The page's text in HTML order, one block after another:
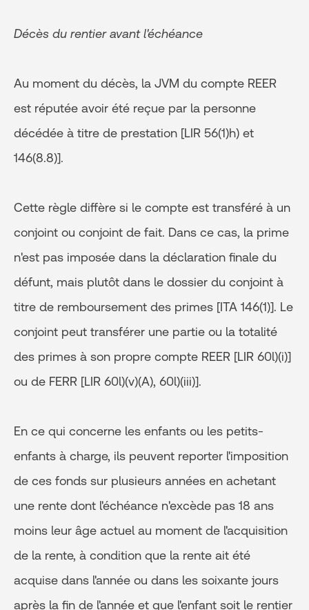
Décès du rentier avant l'échéance
Au moment du décès, la JVM du compte REER
est réputée avoir été reçue par la personne
décédée à titre de prestation [LIR 56(1)h) et
146(8.8)].
Cette règle diffère si le compte est transféré à un
conjoint ou conjoint de fait. Dans ce cas, la prime
n'est pas imposée dans la déclaration finale du
défunt, mais plutôt dans le dossier du conjoint à
titre de remboursement des primes [ITA 146(1)]. Le
conjoint peut transférer une partie ou la totalité
des primes à son propre compte REER [LIR 60l)(i)]
ou de FERR [LIR 60l)(v)(A), 60l)(iii)].
En ce qui concerne les enfants ou les petits-
enfants à charge, ils peuvent reporter l'imposition
de ces fonds sur plusieurs années en achetant
une rente dont l'échéance n'excède pas 18 ans
moins leur âge actuel au moment de l'acquisition
de la rente, à condition que la rente ait été
acquise dans l'année ou dans les soixante jours
après la fin de l'année et que l'enfant soit le rentier